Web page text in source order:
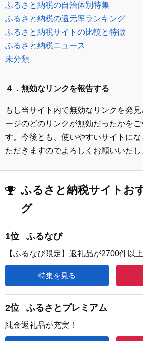
ふるさと納税の自治体別特集
ふるさと納税の還元率ランキング
ふるさと納税サイトの比較と特徴
ふるさと納税ニュース
未分類
４．無効なリンクを報告する
もし当サイト内で無効なリンクを発
ージのどのリンクが無効だったかを
す。今後とも、使いやすいサイトに
ただきますのでよろしくお願いいたし
ふるさと納税サイトお
グ
1位 ふるなび
【ふるなび限定】返礼品が2700件以上
特集を見る
2位 ふるさとプレミアム
純金返礼品が充実！